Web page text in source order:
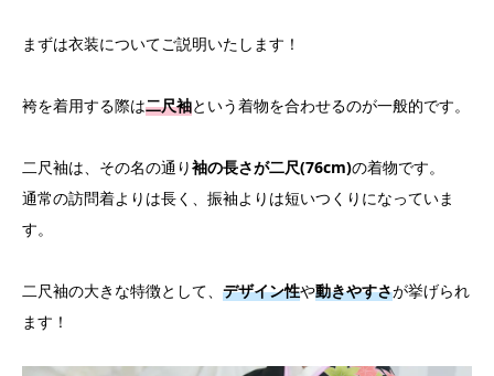
まずは衣装についてご説明いたします！
袴を着用する際は二尺袖という着物を合わせるのが一般的です。
二尺袖は、その名の通り袖の長さが二尺(76cm)の着物です。
通常の訪問着よりは長く、振袖よりは短いつくりになっていま
す。
二尺袖の大きな特徴として、 デザイン性や動きやすさが挙げられ
ます！